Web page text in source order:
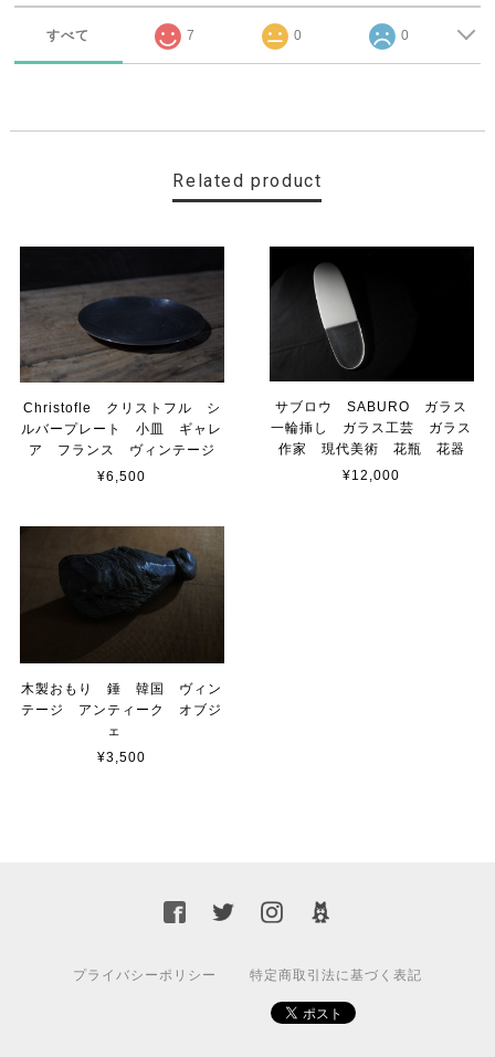
すべて 7 0 0
Related product
Christofle クリストフル シ
ルバープレート 小皿 ギャレ
ア フランス ヴィンテージ
¥6,500
サブロウ SABURO ガラス
一輪挿し ガラス工芸 ガラス
作家 現代美術 花瓶 花器
¥12,000
木製おもり 錘 韓国 ヴィン
テージ アンティーク オブジ
ェ
¥3,500
プライバシーポリシー 特定商取引法に基づく表記